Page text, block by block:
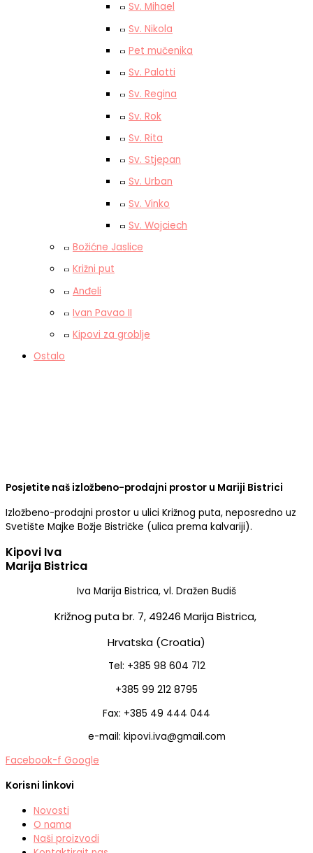
Sv. Mihael
Sv. Nikola
Pet mučenika
Sv. Palotti
Sv. Regina
Sv. Rok
Sv. Rita
Sv. Stjepan
Sv. Urban
Sv. Vinko
Sv. Wojciech
Božićne Jaslice
Križni put
Anđeli
Ivan Pavao II
Kipovi za groblje
Ostalo
Posjetite naš izložbeno-prodajni prostor u Mariji Bistrici
Izložbeno-prodajni prostor u ulici Križnog puta, neposredno uz
Svetište Majke Božje Bistričke (ulica prema kalvariji).
Kipovi Iva
Marija Bistrica
Iva Marija Bistrica, vl. Dražen Budiš
Križnog puta br. 7, 49246 Marija Bistrica,
Hrvatska (Croatia)
Tel: +385 98 604 712
+385 99 212 8795
Fax: +385 49 444 044
e-mail: kipovi.iva@gmail.com
Facebook-f Google
Korisni linkovi
Novosti
O nama
Naši proizvodi